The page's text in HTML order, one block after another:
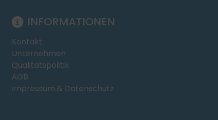
INFORMATIONEN
Kontakt
Unternehmen
Qualitätspolitik
AGB
Impressum & Datenschutz